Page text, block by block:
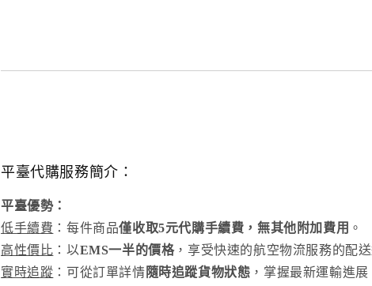
平臺代購服務簡介：
平臺優勢：
低手續費 ：每件商品僅收取5元代購手續費，無其他附加費用 。
高性價比 ：以EMS一半的價格，享受快速的航空物流服務的配送
實時追蹤 ：可從訂單詳情 隨時追蹤貨物狀態 ，掌握最新運輸進展